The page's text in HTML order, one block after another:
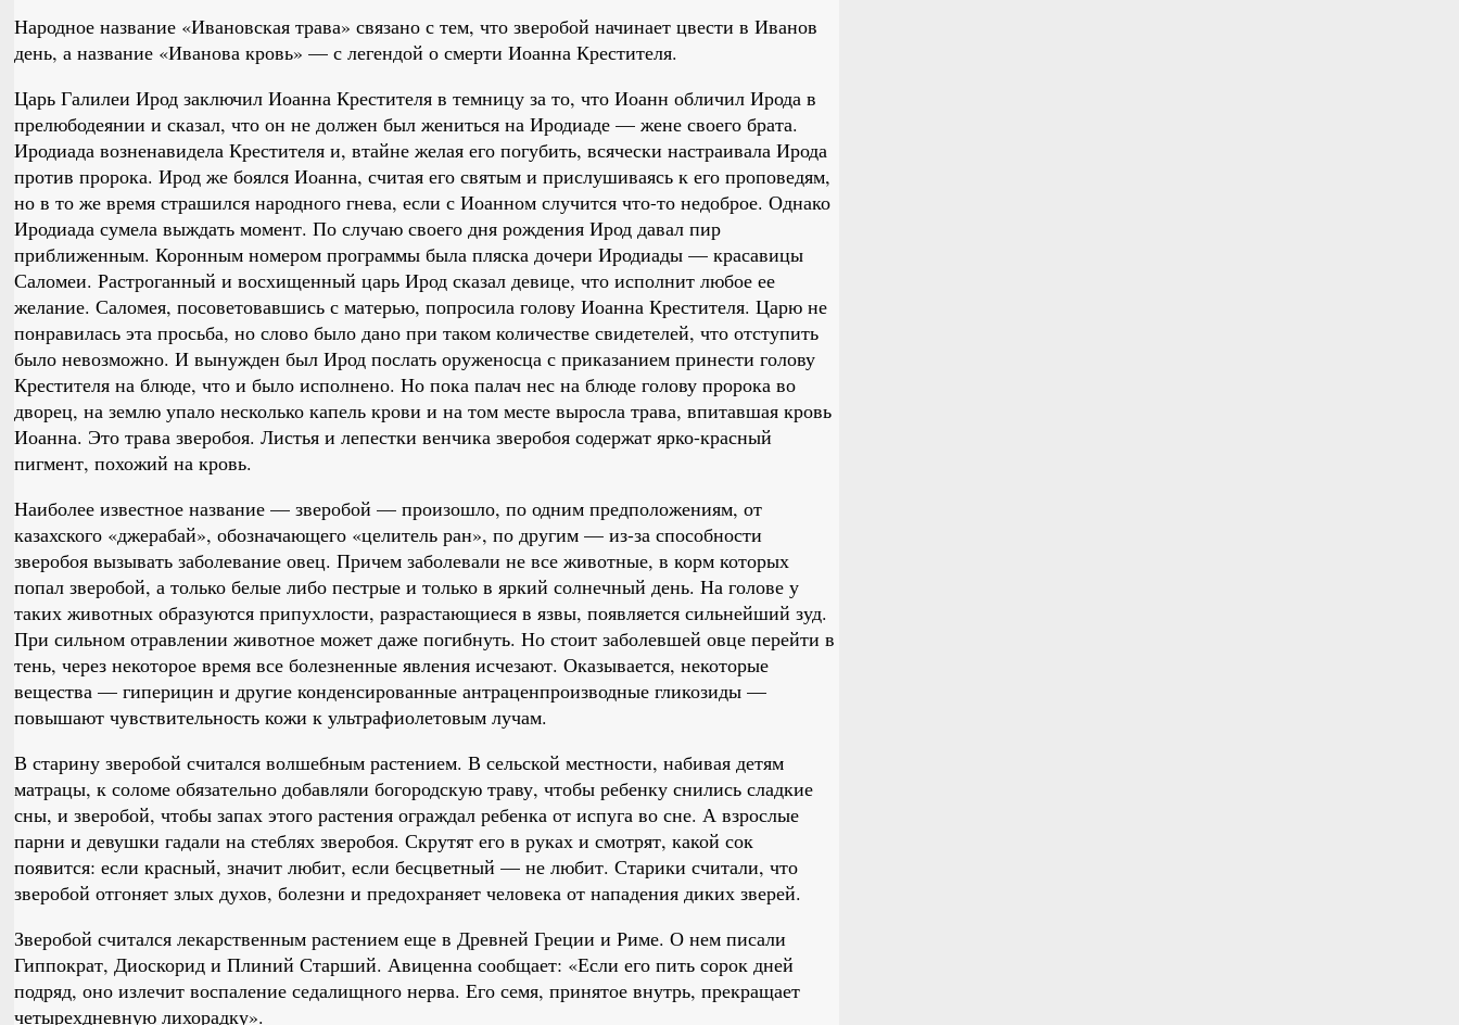
Народное название «Ивановская трава» связано с тем, что зверобой начинает цвести в Иванов
день, а название «Иванова кровь» — с легендой о смерти Иоанна Крестителя.
Царь Галилеи Ирод заключил Иоанна Крестителя в темницу за то, что Иоанн обличил Ирода в
прелюбодеянии и сказал, что он не должен был жениться на Иродиаде — жене своего брата.
Иродиада возненавидела Крестителя и, втайне желая его погубить, всячески настраивала Ирода
против пророка. Ирод же боялся Иоанна, считая его святым и прислушиваясь к его проповедям,
но в то же время страшился народного гнева, если с Иоанном случится что-то недоброе. Однако
Иродиада сумела выждать момент. По случаю своего дня рождения Ирод давал пир
приближенным. Коронным номером программы была пляска дочери Иродиады — красавицы
Саломеи. Растроганный и восхищенный царь Ирод сказал девице, что исполнит любое ее
желание. Саломея, посоветовавшись с матерью, попросила голову Иоанна Крестителя. Царю не
понравилась эта просьба, но слово было дано при таком количестве свидетелей, что отступить
было невозможно. И вынужден был Ирод послать оруженосца с приказанием принести голову
Крестителя на блюде, что и было исполнено. Но пока палач нес на блюде голову пророка во
дворец, на землю упало несколько капель крови и на том месте выросла трава, впитавшая кровь
Иоанна. Это трава зверобоя. Листья и лепестки венчика зверобоя содержат ярко-красный
пигмент, похожий на кровь.
Наиболее известное название — зверобой — произошло, по одним предположениям, от
казахского «джерабай», обозначающего «целитель ран», по другим — из-за способности
зверобоя вызывать заболевание овец. Причем заболевали не все животные, в корм которых
попал зверобой, а только белые либо пестрые и только в яркий солнечный день. На голове у
таких животных образуются припухлости, разрастающиеся в язвы, появляется сильнейший зуд.
При сильном отравлении животное может даже погибнуть. Но стоит заболевшей овце перейти в
тень, через некоторое время все болезненные явления исчезают. Оказывается, некоторые
вещества — гиперицин и другие конденсированные антраценпроизводные гликозиды —
повышают чувствительность кожи к ультрафиолетовым лучам.
В старину зверобой считался волшебным растением. В сельской местности, набивая детям
матрацы, к соломе обязательно добавляли богородскую траву, чтобы ребенку снились сладкие
сны, и зверобой, чтобы запах этого растения ограждал ребенка от испуга во сне. А взрослые
парни и девушки гадали на стеблях зверобоя. Скрутят его в руках и смотрят, какой сок
появится: если красный, значит любит, если бесцветный — не любит. Старики считали, что
зверобой отгоняет злых духов, болезни и предохраняет человека от нападения диких зверей.
Зверобой считался лекарственным растением еще в Древней Греции и Риме. О нем писали
Гиппократ, Диоскорид и Плиний Старший. Авиценна сообщает: «Если его пить сорок дней
подряд, оно излечит воспаление седалищного нерва. Его семя, принятое внутрь, прекращает
четырехдневную лихорадку».